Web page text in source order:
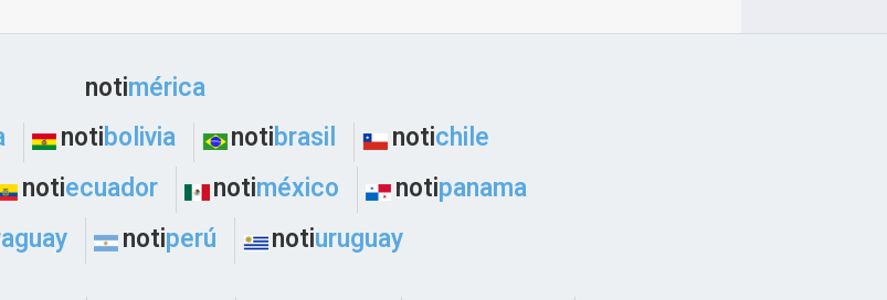
notimérica
notibolivia notibrasil notichile
notiecuador notiméxico notipanama
notiperú notiuruguay